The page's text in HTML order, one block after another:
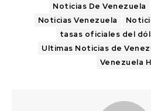
Noticias De Venezuela
Noticias Venezuela
tasas oficiales del
Ultimas Noticias de
Venezuela